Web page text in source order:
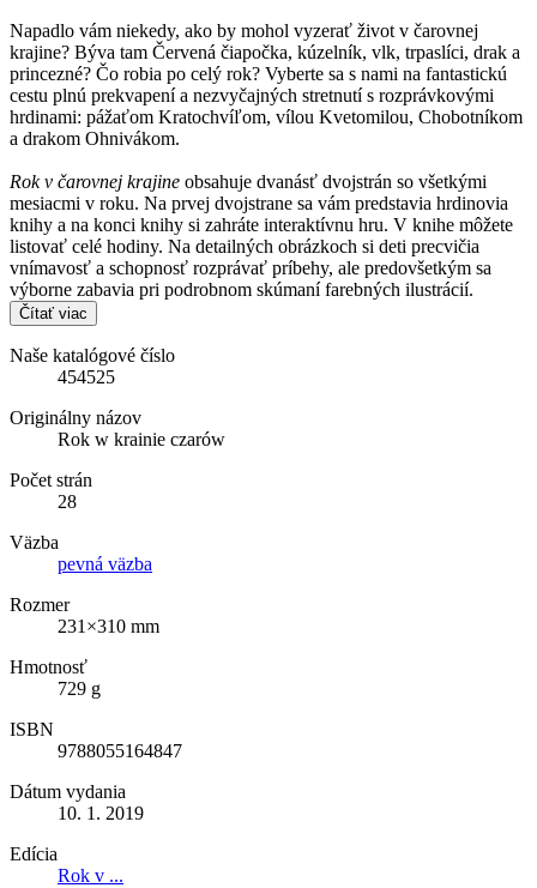
Napadlo vám niekedy, ako by mohol vyzerať život v čarovnej
krajine? Býva tam Červená čiapočka, kúzelník, vlk, trpaslíci, drak a
princezné? Čo robia po celý rok? Vyberte sa s nami na fantastickú
cestu plnú prekvapení a nezvyčajných stretnutí s rozprávkovými
hrdinami: pážaťom Kratochvíľom, vílou Kvetomilou, Chobotníkom
a drakom Ohnivákom.
Rok v čarovnej krajine obsahuje dvanásť dvojstrán so všetkými
mesiacmi v roku. Na prvej dvojstrane sa vám predstavia hrdinovia
knihy a na konci knihy si zahráte interaktívnu hru. V knihe môžete
listovať celé hodiny. Na detailných obrázkoch si deti precvičia
vnímavosť a schopnosť rozprávať príbehy, ale predovšetkým sa
výborne zabavia pri podrobnom skúmaní farebných ilustrácií.
Čítať viac
Naše katalógové číslo
454525
Originálny názov
Rok w krainie czarów
Počet strán
28
Väzba
pevná väzba
Rozmer
231×310 mm
Hmotnosť
729 g
ISBN
9788055164847
Dátum vydania
10. 1. 2019
Edícia
Rok v ...